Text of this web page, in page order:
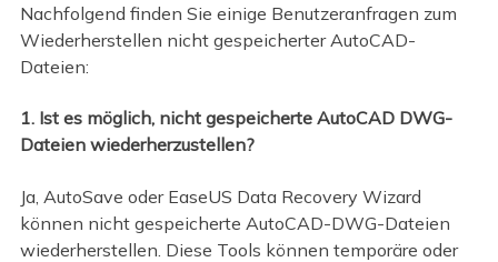
Nachfolgend finden Sie einige Benutzeranfragen zum
Wiederherstellen nicht gespeicherter AutoCAD-
Dateien:
1. Ist es möglich, nicht gespeicherte AutoCAD DWG-
Dateien wiederherzustellen?
Ja, AutoSave oder EaseUS Data Recovery Wizard
können nicht gespeicherte AutoCAD-DWG-Dateien
wiederherstellen. Diese Tools können temporäre oder